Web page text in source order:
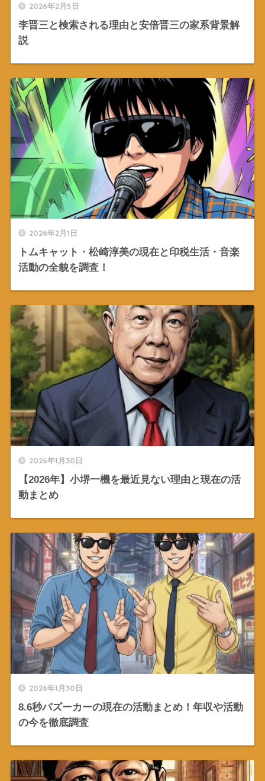
2026年2月5日
李晋三と検索される理由と安倍晋三の家系背景解
説
2026年2月1日
トムキャット・松崎淳美の現在と印税生活・音楽
活動の全貌を調査！
2026年1月30日
【2026年】小堺一機を最近見ない理由と現在の活
動まとめ
2026年1月30日
8.6秒バズーカーの現在の活動まとめ！年収や活動
の今を徹底調査